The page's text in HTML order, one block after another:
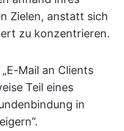
Zielen, anstatt sich
zu konzentrieren.
Mail an Clients
Teil eines
in